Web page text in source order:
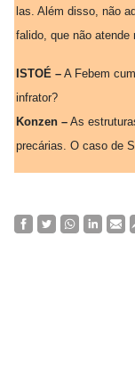
las. Além disso, não
falido, que não atende
ISTOÉ – A Febem
infrator?
Konzen – As
precárias. O caso de